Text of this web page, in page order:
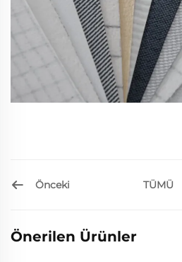
Önceki TÜMÜ
Önerilen Ürünler